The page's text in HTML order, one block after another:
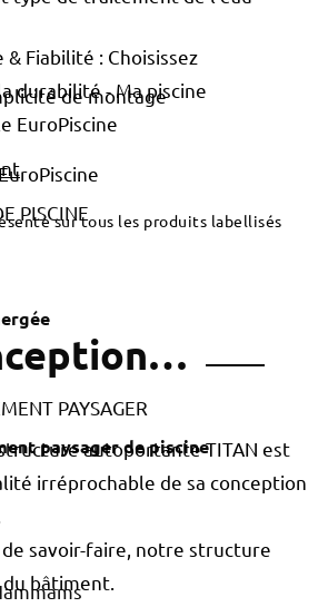
PISCINE
PAYSAGER
paysager de piscine
de montage
sur tous les produits labellisés
autoportante TITAN est
irréprochable de sa conception
savoir-faire, notre structure
bâtiment.